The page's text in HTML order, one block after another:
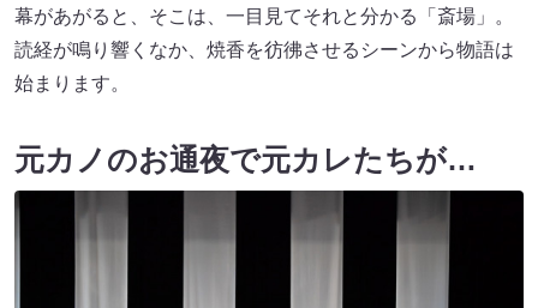
幕があがると、そこは、一目見てそれと分かる「斎場」。
読経が鳴り響くなか、焼香を彷彿させるシーンから物語は
始まります。
元カノのお通夜で元カレたちが…